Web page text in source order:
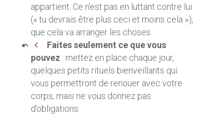
appartient. Ce n’est pas en luttant contre lui
(« tu devrais être plus ceci et moins cela »),
que cela va arranger les choses.
Faites seulement ce que vous
pouvez : mettez en place chaque jour,
quelques petits rituels bienveillants qui
vous permettront de renouer avec votre
corps, mais ne vous donnez pas
d’obligations.